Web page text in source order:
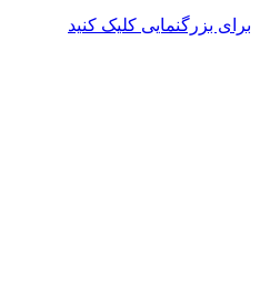
برای بزرگنمایی کلیک کنید